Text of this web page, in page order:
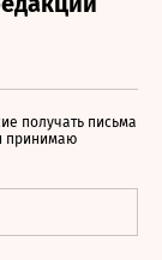
получать письма
принимаю